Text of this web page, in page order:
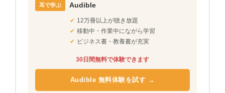
耳で学ぶ Audible
✔ 12万冊以上が聴き放題
✔ 移動中・作業中にながら学習
✔ ビジネス書・教養書が充実
30日間無料で体験できます
Audible 無料体験を試す →